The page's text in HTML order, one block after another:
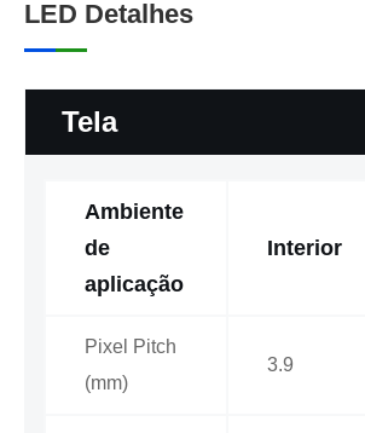
LED Detalhes
Tela
Ambiente
de
aplicação
Interior
Pixel Pitch
(mm)
3.9